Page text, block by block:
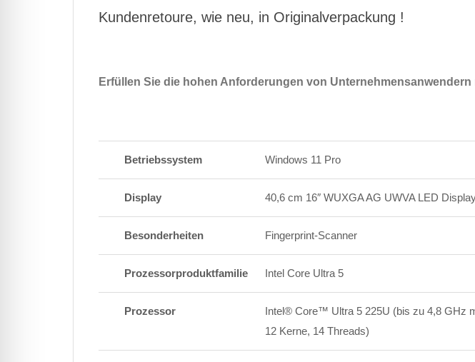
Kundenretoure, wie neu, in Originalverpackung !
Erfüllen Sie die hohen Anforderungen von
Betriebssystem Windows 11 Pro
Display 40,6 cm 16″ WUXGA AG UWVA LED
Besonderheiten Fingerprint-Scanner
Prozessorproduktfamilie Intel Core Ultra 5
Prozessor
Intel® Core™ Ultra 5 225U (bis zu 4,8 GHz
12 Kerne, 14 Threads)